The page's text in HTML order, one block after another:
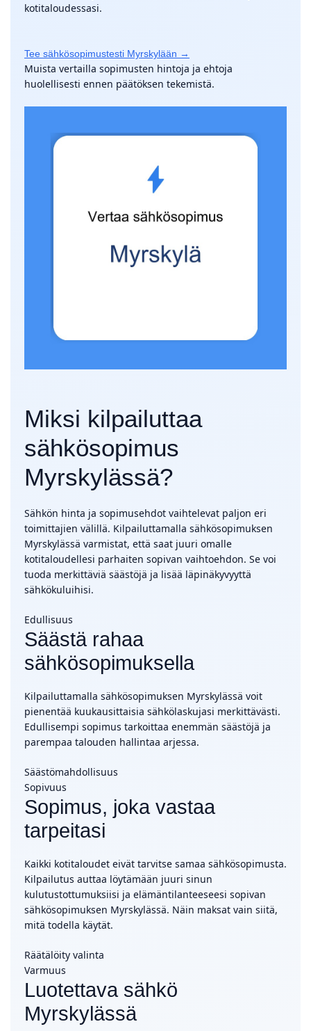
kotitaloudessasi.
Tee sähkösopimustesti Myrskylään →
Muista vertailla sopimusten hintoja ja ehtoja
huolellisesti ennen päätöksen tekemistä.
Miksi kilpailuttaa
sähkösopimus
Myrskylässä?
Sähkön hinta ja sopimusehdot vaihtelevat paljon eri
toimittajien välillä. Kilpailuttamalla sähkösopimuksen
Myrskylässä varmistat, että saat juuri omalle
kotitaloudellesi parhaiten sopivan vaihtoehdon. Se voi
tuoda merkittäviä säästöjä ja lisää läpinäkyvyyttä
sähkökuluihisi.
Edullisuus
Säästä rahaa
sähkösopimuksella
Kilpailuttamalla sähkösopimuksen Myrskylässä voit
pienentää kuukausittaisia sähkölaskujasi merkittävästi.
Edullisempi sopimus tarkoittaa enemmän säästöjä ja
parempaa talouden hallintaa arjessa.
Säästömahdollisuus
Sopivuus
Sopimus, joka vastaa
tarpeitasi
Kaikki kotitaloudet eivät tarvitse samaa sähkösopimusta.
Kilpailutus auttaa löytämään juuri sinun
kulutustottumuksiisi ja elämäntilanteeseesi sopivan
sähkösopimuksen Myrskylässä. Näin maksat vain siitä,
mitä todella käytät.
Räätälöity valinta
Varmuus
Luotettava sähkö
Myrskylässä